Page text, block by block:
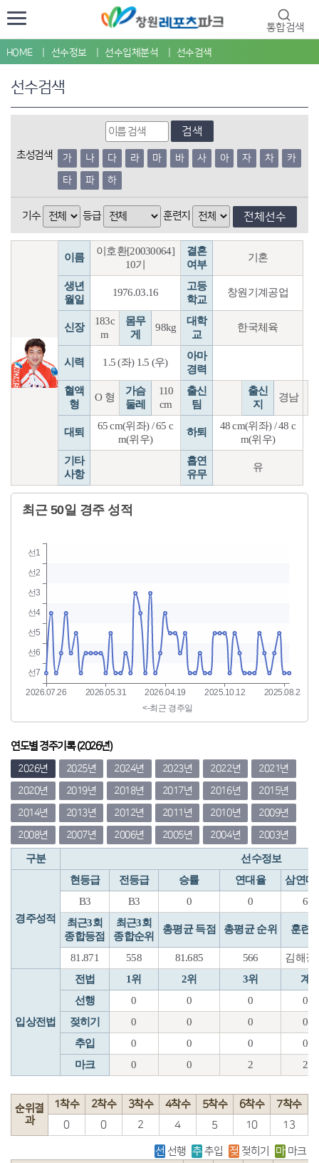
통합검색
HOME 선수정보 선수입체분석 선수검색
선수검색
검색
초성검색 가 나 다 라 마 바 사 아 자 차
카
타
파 하
기수 등급 훈련지 전체선수
이름
이호환[20030064]
10기
결혼
여부
기혼
생년
월일
1976.03.16
고등
학교
창원기계공업
신장
183c
m
몸무
게
98kg
대학
교
한국체육
시력 1.5 (좌) 1.5 (우)
아마
경력
혈액
형
O 형
가슴
둘레
110
cm
출신
팀
출신
지
경남
대퇴
65 cm(위좌) / 65 c
m(위우)
하퇴
48 cm(위좌) / 48 c
m(위우)
기타
사항
흡연
유무
유
연도별 경주기록 (2026년)
2026년 2025년 2024년 2023년 2022년
2021년
2020년
2019년 2018년 2017년 2016년
2015년
2014년
2013년 2012년 2011년 2010년
2009년
2008년
2007년 2006년 2005년 2004년 2003년
구분 선수정보
경주성적
현등급 전등급 승률 연대율
삼연대
B3
B3 0 0
6
최근3회
종합등점
최근3회
종합순위
총평균 득점 총평균 순위 훈련
81.871 558 81.685 566 김해장
입상전법
전법 1위 2위 3위
계
선행
0 0 0
0
젖히기
0 0 0
0
추입
0 0 0
0
마크
0 0 2 2
순위결
과
1착수 2착수 3착수 4착수 5착수 6착수
7착수
0
0 2 4 5 10 13
선 선행 추 추입 젖 젖히기 마 마크